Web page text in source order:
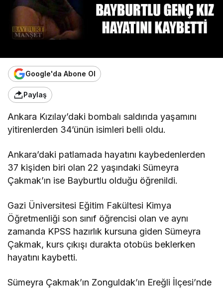
Google'da Abone Ol
Paylaş
Ankara Kızılay’daki bombalı saldırıda yaşamını
yitirenlerden 34’ünün isimleri belli oldu.
Ankara’daki patlamada hayatını kaybedenlerden
37 kişiden biri olan 22 yaşındaki Sümeyra
Çakmak’ın ise Bayburtlu olduğu öğrenildi.
Gazi Üniversitesi Eğitim Fakültesi Kimya
Öğretmenliği son sınıf öğrencisi olan ve aynı
zamanda KPSS hazırlık kursuna giden Sümeyra
Çakmak, kurs çıkışı durakta otobüs beklerken
hayatını kaybetti.
Sümeyra Çakmak’ın Zonguldak’ın Ereğli İlçesi’nde